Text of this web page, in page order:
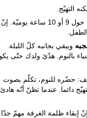
التهيّج.
ينبغي أن ينام الأطفال حول 9 أو 10 ساعة يوميّة. إنّ
ويبقي بجانبه كلّ الليلة.
بالنوم. هدّئ ولدك حتّى
حضّره للنوم، تكلّم بصوت
دائما. عندما تظنّ أنّه
إنّ إبقاء ظلمة الغرفة مهمّ جدّا